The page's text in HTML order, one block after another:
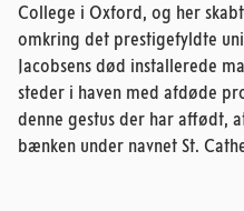
College i Oxford, og her
omkring det prestigefyldte
Jacobsens død installerede
steder i haven med afdøde
denne gestus der har affødt,
bænken under navnet St.